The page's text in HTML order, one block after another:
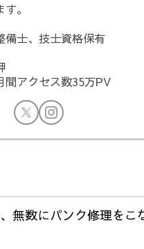
。
士、技士資格保有
アクセス数35万PV
無数にパンク修理をこ